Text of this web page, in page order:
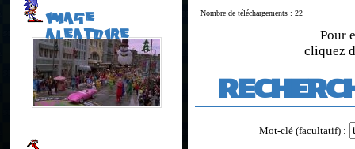
Nombre de téléchargements : 22
Pour
cliquez
Mot-clé (facultatif) :
IMAGE
ALEATOIRE